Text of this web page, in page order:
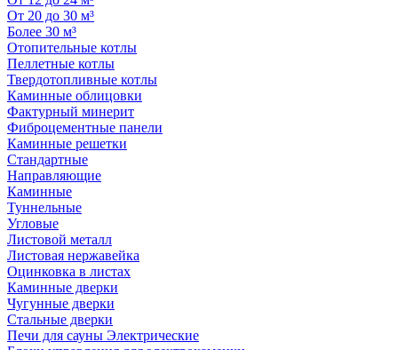
От 20 до 30 м³
Более 30 м³
Отопительные котлы
Пеллетные котлы
Твердотопливные котлы
Каминные облицовки
Фактурный минерит
Фиброцементные панели
Каминные решетки
Стандартные
Направляющие
Каминные
Туннельные
Угловые
Листовой металл
Листовая нержавейка
Оцинковка в листах
Каминные дверки
Чугунные дверки
Стальные дверки
Печи для сауны Электрические